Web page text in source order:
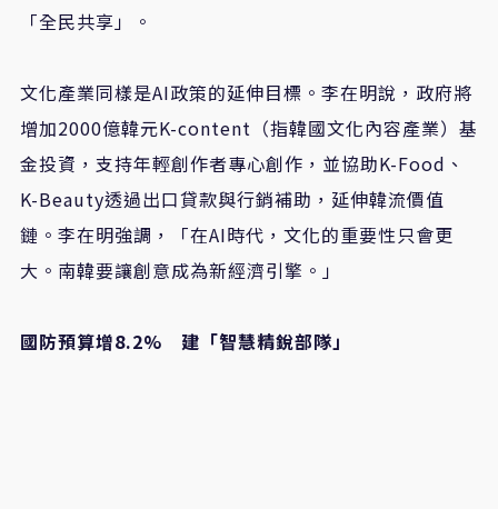
「全民共享」。
文化產業同樣是AI政策的延伸目標。李在明說，政府將
增加2000億韓元K-content （指韓國文化內容產業）基
金投資，支持年輕創作者專心創作，並協助K-Food 、
K-Beauty透過出口貸款與行銷補助，延伸韓流價值
鏈。李在明強調，「在AI時代，文化的重要性只會更
大。南韓要讓創意成為新經濟引擎。」
國防預算增8.2% 建「智慧精銳部隊」